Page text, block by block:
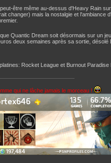
être même au-dessus d'Heavy Rain
changer) mais la nostalgie et l'ambiance
Quantic Dream soit désormais sur un
deux semaines après sa sortie, désolé
Rocket League et Burnout
qui ne lâche jamais le morceau !